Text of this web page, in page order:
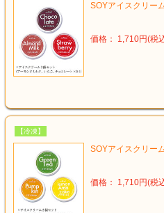
SOYアイスクリ
価格： 1,710円(税
【冷凍】
SOYアイスクリ
価格： 1,710円(税